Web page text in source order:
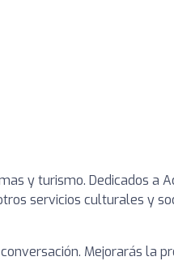
y turismo. Dedicados a
servicios culturales y
Mejorarás la